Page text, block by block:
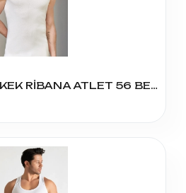
1008 BERRAK ERKEK RİBANA ATLET 56 BEDEN